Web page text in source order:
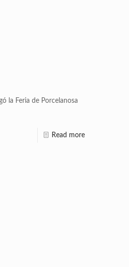
la Feria de Porcelanosa
Read more